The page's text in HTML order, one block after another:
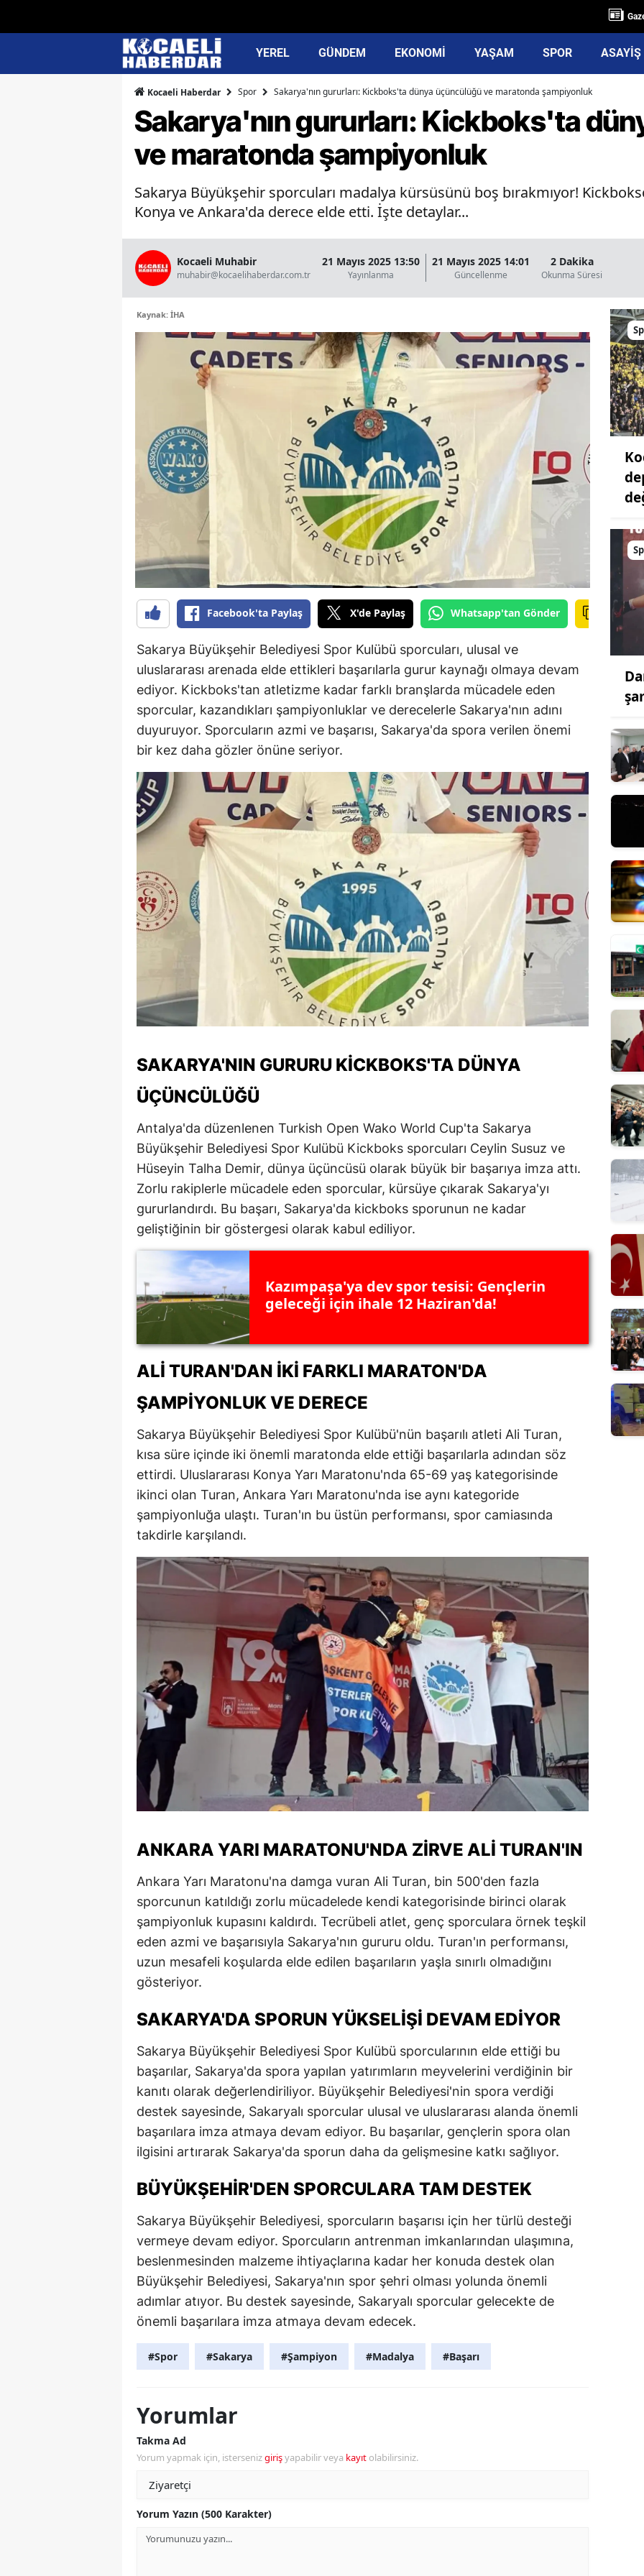
YEREL GÜNDEM EKONOMİ YAŞAM SPOR ASAYİŞ
Kocaeli Haberdar Spor Sakarya'nın gururları: Kickboks'ta dünya üçüncülüğü ve maratonda şampiyonluk
Sakarya'nın gururları: Kickboks'ta
ve maratonda şampiyonluk
Sakarya Büyükşehir sporcuları madalya kürsüsünü boş bırakmıyor!
Konya ve Ankara'da derece elde etti. İşte detaylar...
Kocaeli Muhabir
muhabir@kocaelihaberdar.com.tr
21 Mayıs 2025 13:50
Yayınlanma
21 Mayıs 2025 14:01
Güncellenme
2 Dakika
Okunma Süresi
Kaynak: İHA
Facebook'ta Paylaş X'de Paylaş Whatsapp'tan Gönder
Sakarya Büyükşehir Belediyesi Spor Kulübü sporcuları, ulusal ve
uluslararası arenada elde ettikleri başarılarla gurur kaynağı olmaya devam
ediyor. Kickboks'tan atletizme kadar farklı branşlarda mücadele eden
sporcular, kazandıkları şampiyonluklar ve derecelerle Sakarya'nın adını
duyuruyor. Sporcuların azmi ve başarısı, Sakarya'da spora verilen önemi
bir kez daha gözler önüne seriyor.
SAKARYA'NIN GURURU KICKBOKS'TA DÜNYA
ÜÇÜNCÜLÜĞÜ
Antalya'da düzenlenen Turkish Open Wako World Cup'ta Sakarya
Büyükşehir Belediyesi Spor Kulübü Kickboks sporcuları Ceylin Susuz ve
Hüseyin Talha Demir, dünya üçüncüsü olarak büyük bir başarıya imza attı.
Zorlu rakiplerle mücadele eden sporcular, kürsüye çıkarak Sakarya'yı
gururlandırdı. Bu başarı, Sakarya'da kickboks sporunun ne kadar
geliştiğinin bir göstergesi olarak kabul ediliyor.
Kazımpaşa'ya dev spor tesisi: Gençlerin
geleceği için ihale 12 Haziran'da!
ALI TURAN'DAN İKI FARKLI MARATON'DA
ŞAMPIYONLUK VE DERECE
Sakarya Büyükşehir Belediyesi Spor Kulübü'nün başarılı atleti Ali Turan,
kısa süre içinde iki önemli maratonda elde ettiği başarılarla adından söz
ettirdi. Uluslararası Konya Yarı Maratonu'nda 65-69 yaş kategorisinde
ikinci olan Turan, Ankara Yarı Maratonu'nda ise aynı kategoride
şampiyonluğa ulaştı. Turan'ın bu üstün performansı, spor camiasında
takdirle karşılandı.
ANKARA YARI MARATONU'NDA ZIRVE ALI TURAN'IN
Ankara Yarı Maratonu'na damga vuran Ali Turan, bin 500'den fazla
sporcunun katıldığı zorlu mücadelede kendi kategorisinde birinci olarak
şampiyonluk kupasını kaldırdı. Tecrübeli atlet, genç sporculara örnek teşkil
eden azmi ve başarısıyla Sakarya'nın gururu oldu. Turan'ın performansı,
uzun mesafeli koşularda elde edilen başarıların yaşla sınırlı olmadığını
gösteriyor.
SAKARYA'DA SPORUN YÜKSELIŞI DEVAM EDIYOR
Sakarya Büyükşehir Belediyesi Spor Kulübü sporcularının elde ettiği bu
başarılar, Sakarya'da spora yapılan yatırımların meyvelerini verdiğinin bir
kanıtı olarak değerlendiriliyor. Büyükşehir Belediyesi'nin spora verdiği
destek sayesinde, Sakaryalı sporcular ulusal ve uluslararası alanda önemli
başarılara imza atmaya devam ediyor. Bu başarılar, gençlerin spora olan
ilgisini artırarak Sakarya'da sporun daha da gelişmesine katkı sağlıyor.
BÜYÜKŞEHIR'DEN SPORCULARA TAM DESTEK
Sakarya Büyükşehir Belediyesi, sporcuların başarısı için her türlü desteği
vermeye devam ediyor. Sporcuların antrenman imkanlarından ulaşımına,
beslenmesinden malzeme ihtiyaçlarına kadar her konuda destek olan
Büyükşehir Belediyesi, Sakarya'nın spor şehri olması yolunda önemli
adımlar atıyor. Bu destek sayesinde, Sakaryalı sporcular gelecekte de
önemli başarılara imza atmaya devam edecek.
#Spor #Sakarya #Şampiyon #Madalya #Başarı
Yorumlar
Takma Ad
Yorum yapmak için, istersenizgirişyapabilir veya kayıt olabilirsiniz.
Yorum Yazın (500 Karakter)